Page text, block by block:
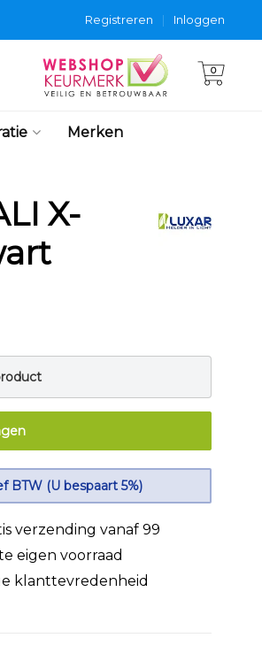
Inloggen
|
Registreren
0
Merken
X-
BTW (U bespaart 5%)
verzending vanaf 99
eigen voorraad
klanttevredenheid